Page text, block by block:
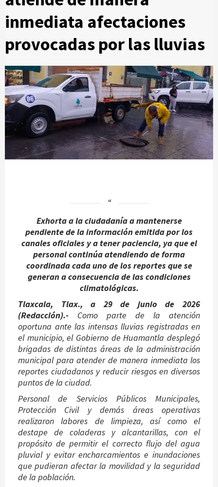
inmediata afectaciones
provocadas por las lluvias
Exhorta a la ciudadanía a mantenerse
pendiente de la información emitida por los
canales oficiales y a tener paciencia, ya que el
personal continúa atendiendo de forma
coordinada cada uno de los reportes que se
generan a consecuencia de las condiciones
climatológicas.
Tlaxcala, Tlax., a 29 de junio de 2026
(Redacción).- Como parte de la atención
oportuna ante las intensas lluvias registradas en
el municipio, el Gobierno de Huamantla desplegó
brigadas de distintas áreas de la administración
municipal para atender de manera inmediata los
reportes ciudadanos y reducir riesgos en diversos
puntos de la ciudad.
Personal de Servicios Públicos Municipales,
Protección Civil y demás áreas operativas
realizaron labores de limpieza, así como el
destape de coladeras y alcantarillas, con el
propósito de permitir el correcto flujo del agua
pluvial y evitar encharcamientos e inundaciones
que pudieran afectar la movilidad y la seguridad
de la población.